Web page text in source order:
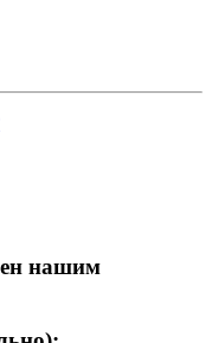
нашим